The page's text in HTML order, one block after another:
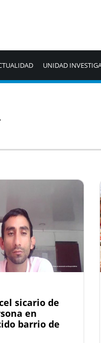
UNIDAD
sicario de
en
barrio de